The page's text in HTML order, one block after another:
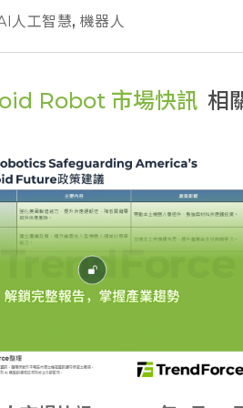
人工智慧, 機器人
Robot 市場快訊 相